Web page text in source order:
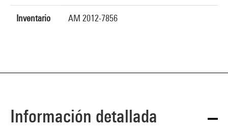
Inventario AM 2012-7856
Información detallada